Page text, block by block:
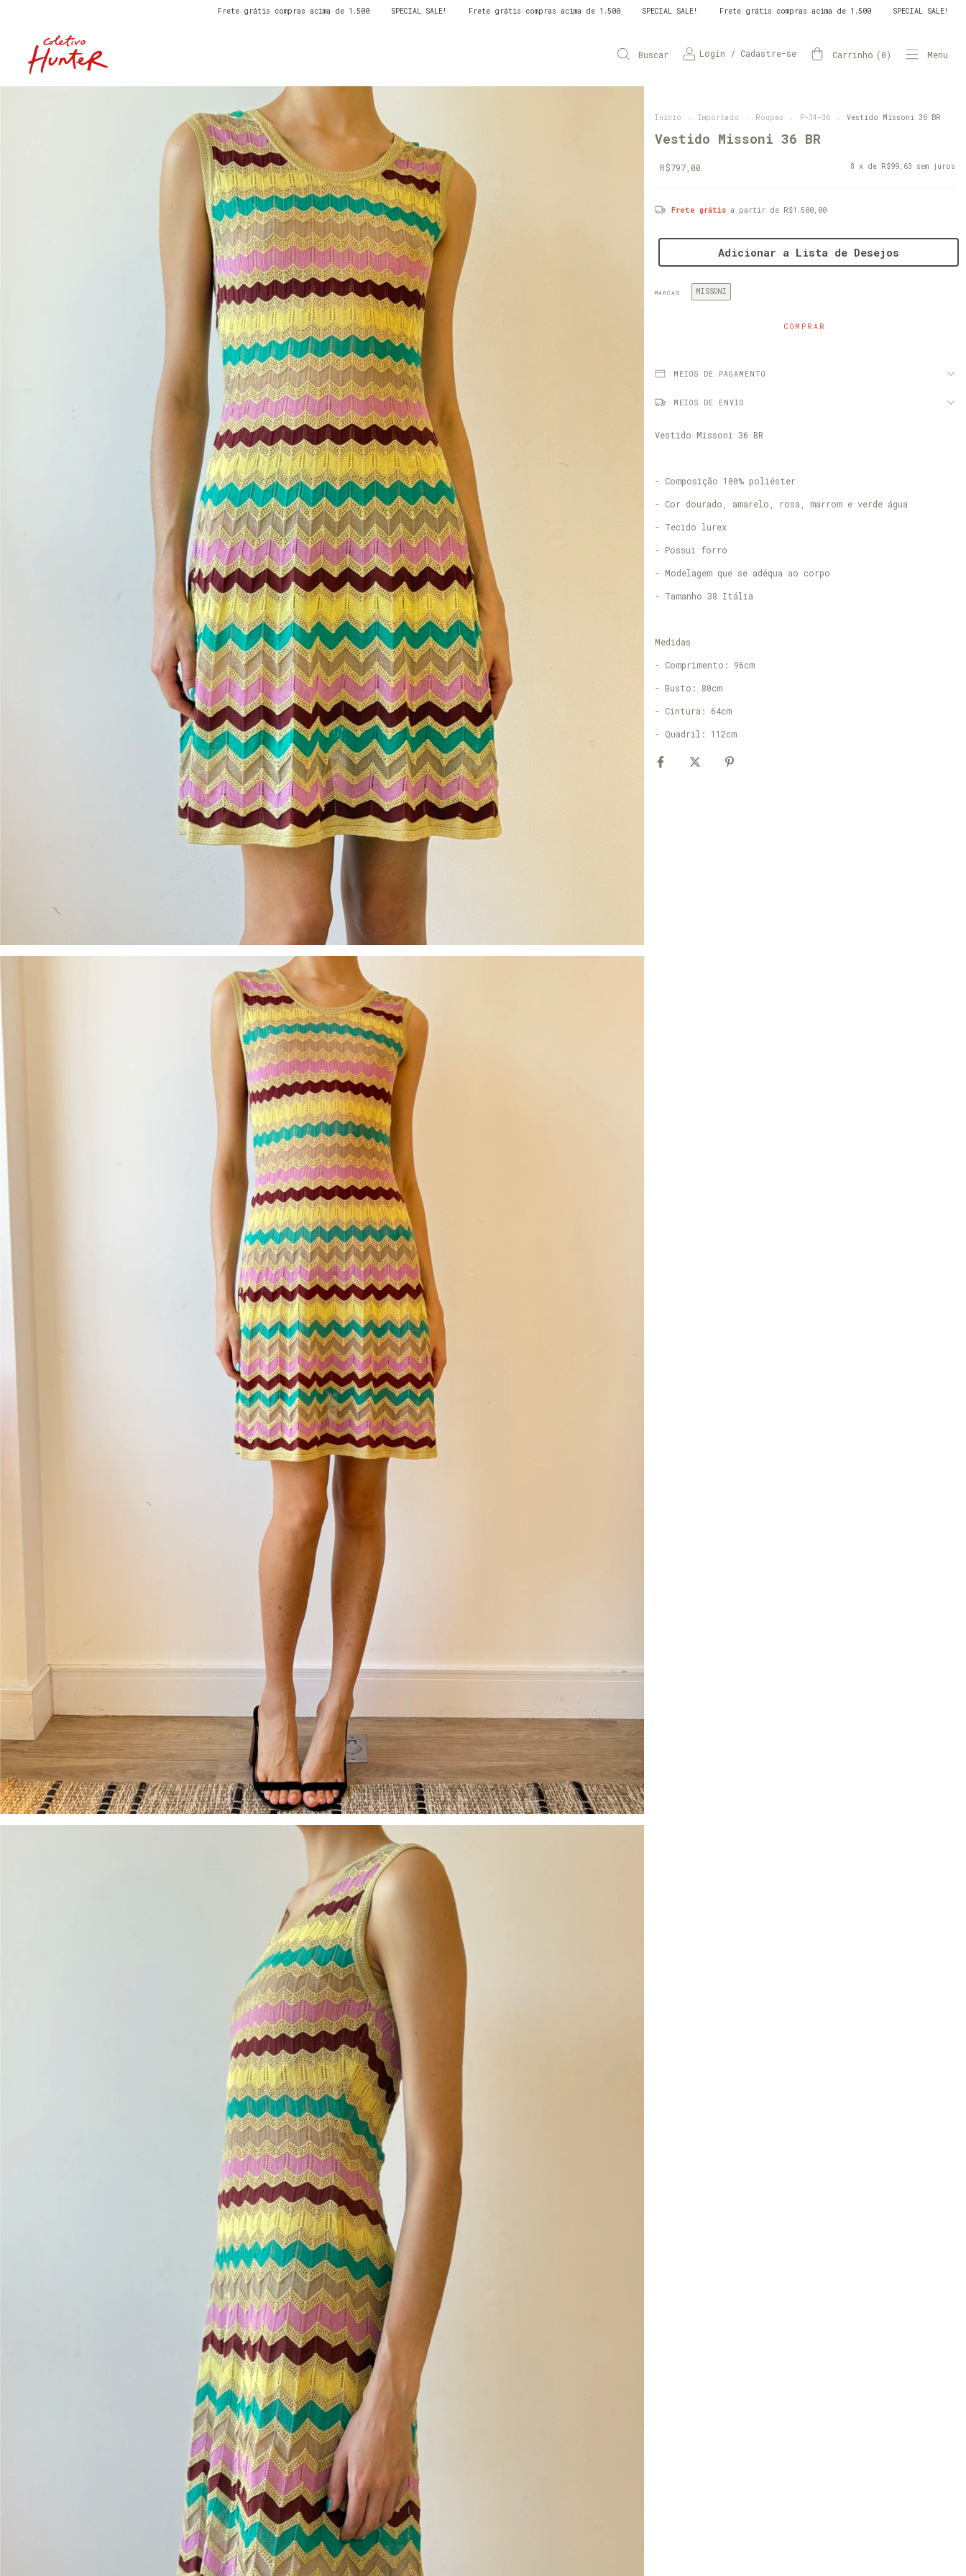
Frete grátis compras acima de 1.500 SPECIAL SALE! Frete grátis compras acima de 1.500 SPECIAL SALE! Frete grátis compras acima de 1.500 SPECIAL SALE! Frete grátis compras
Menu
Buscar Login / Cadastre-se Carrinho (0)
Início . Importado . Roupas . P-34-36 . Vestido Missoni 36 BR
Vestido Missoni 36 BR
R$797,00 8 x de R$99,63 sem juros
Frete grátis a partir de R$1.500,00
Adicionar a Lista de Desejos
MARCAS MISSONI
MEIOS DE PAGAMENTO
MEIOS DE ENVIO
Vestido Missoni 36 BR
- Composição 100% poliéster
- Cor dourado, amarelo, rosa, marrom e verde água
- Tecido lurex
- Possui forro
- Modelagem que se adéqua ao corpo
- Tamanho 38 Itália
Medidas
- Comprimento: 96cm
- Busto: 80cm
- Cintura: 64cm
- Quadril: 112cm